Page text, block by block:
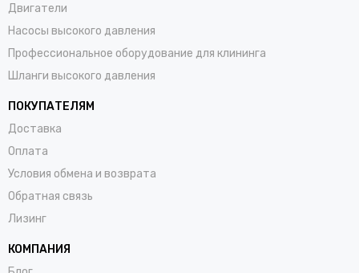
Двигатели
Насосы высокого давления
Профессиональное оборудование для клининга
Шланги высокого давления
ПОКУПАТЕЛЯМ
Доставка
Оплата
Условия обмена и возврата
Обратная связь
Лизинг
КОМПАНИЯ